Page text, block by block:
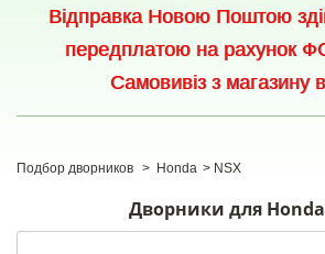
Відправка Новою Поштою
передплатою на рахунок
Самовивіз з магазину
Подбор дворников > Honda > NSX
Дворники для Honda